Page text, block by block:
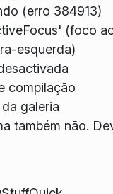
(erro 384913)
(foco
esquerda)
compilação
galeria
também não.